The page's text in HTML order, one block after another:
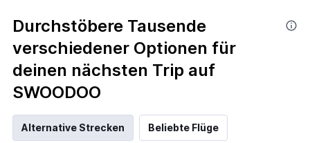
Durchstöbere Tausende
verschiedener Optionen für
deinen nächsten Trip auf
SWOODOO
Alternative Strecken Beliebte Flüge